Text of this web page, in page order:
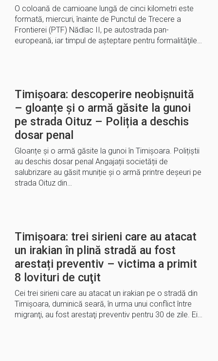
O coloană de camioane lungă de cinci kilometri este
formată, miercuri, înainte de Punctul de Trecere a
Frontierei (PTF) Nădlac II, pe autostrada pan-
europeană, iar timpul de aşteptare pentru formalităţile…
Timișoara: descoperire neobișnuită
– gloanțe și o armă găsite la gunoi
pe strada Oituz – Poliția a deschis
dosar penal
Gloanțe și o armă găsite la gunoi în Timișoara. Polițiștii
au deschis dosar penal Angajații societății de
salubrizare au găsit muniție și o armă printre deșeuri pe
strada Oituz din…
Timișoara: trei sirieni care au atacat
un irakian în plină stradă au fost
arestați preventiv – victima a primit
8 lovituri de cuţit
Cei trei sirieni care au atacat un irakian pe o stradă din
Timişoara, duminică seară, în urma unui conflict între
migranţi, au fost arestaţi preventiv pentru 30 de zile. Ei…